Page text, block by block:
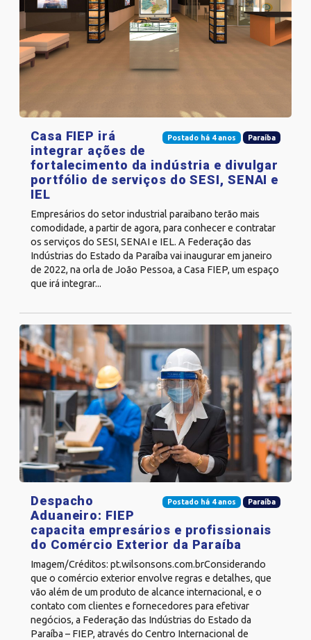
Postado há 4 anos Paraíba
Casa FIEP irá
integrar ações de
fortalecimento da indústria e divulgar
portfólio de serviços do SESI, SENAI e
IEL
Empresários do setor industrial paraibano terão mais
comodidade, a partir de agora, para conhecer e contratar
os serviços do SESI, SENAI e IEL. A Federação das
Indústrias do Estado da Paraíba vai inaugurar em janeiro
de 2022, na orla de João Pessoa, a Casa FIEP, um espaço
que irá integrar...
Postado há 4 anos Paraíba
Despacho
Aduaneiro: FIEP
capacita empresários e profissionais
do Comércio Exterior da Paraíba
Imagem/Créditos: pt.wilsonsons.com.brConsiderando
que o comércio exterior envolve regras e detalhes, que
vão além de um produto de alcance internacional, e o
contato com clientes e fornecedores para efetivar
negócios, a Federação das Indústrias do Estado da
Paraíba – FIEP, através do Centro Internacional de